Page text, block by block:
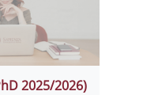
2025/2026)